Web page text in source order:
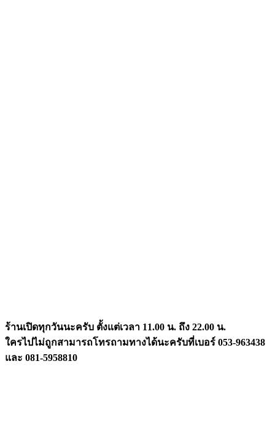
ร้านเปิดทุกวันนะครับ ตั้งแต่เวลา 11.00 น. ถึง 22.00 น.
ใครไปไม่ถูกสามารถโทรถามทางได้นะครับที่เบอร์ 053-963438
และ 081-5958810